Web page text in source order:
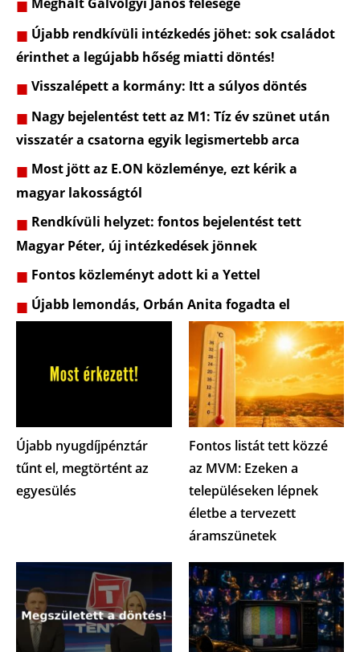
Újabb rendkívüli intézkedés jöhet: sok családot
érinthet a legújabb hőség miatti döntés!
Visszalépett a kormány: Itt a súlyos döntés
Nagy bejelentést tett az M1: Tíz év szünet után
visszatér a csatorna egyik legismertebb arca
Most jött az E.ON közleménye, ezt kérik a
magyar lakosságtól
Rendkívüli helyzet: fontos bejelentést tett
Magyar Péter, új intézkedések jönnek
Fontos közleményt adott ki a Yettel
Újabb lemondás, Orbán Anita fogadta el
Újabb nyugdíjpénztár
tűnt el, megtörtént az
egyesülés
Fontos listát tett közzé
az MVM: Ezeken a
településeken lépnek
életbe a tervezett
áramszünetek